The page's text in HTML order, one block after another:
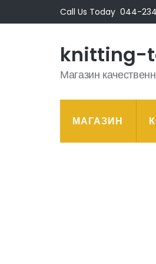
к
Call Us Today 044-
knitting-
Магазин
МАГАЗИН